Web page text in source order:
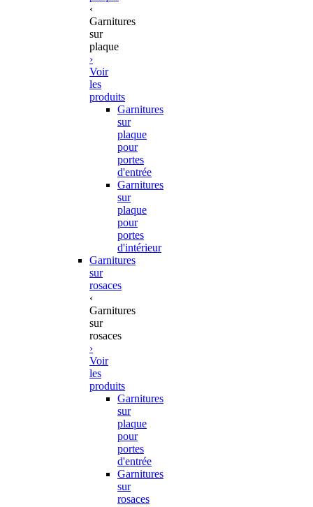
‹
Garnitures
sur
plaque
›
Voir
les
produits
Garnitures
sur
plaque
pour
portes
d'entrée
Garnitures
sur
plaque
pour
portes
d'intérieur
Garnitures
sur
rosaces
‹
Garnitures
sur
rosaces
›
Voir
les
produits
Garnitures
sur
plaque
pour
portes
d'entrée
Garnitures
sur
rosaces